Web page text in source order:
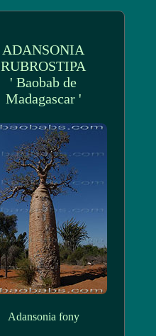
ADANSONIA
RUBROSTIPA
' Baobab de
Madagascar '
Adansonia fony